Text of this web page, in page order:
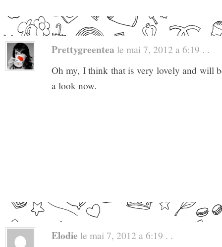
Prettygreentea le mai 7, 2012 a 6:19 . .
Oh my, I think that is very lovely and will
a look now.
Elodie le mai 7, 2012 a 6:19 . .